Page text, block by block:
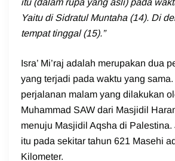
itu (dalam rupa yang asli) pada
Yaitu di Sidratul Muntaha (14). Di
tempat tinggal (15).”
Isra’ Mi’raj adalah merupakan dua
yang terjadi pada waktu yang sama.
perjalanan malam yang dilakukan
Muhammad SAW dari Masjidil
menuju Masjidil Aqsha di Palestina.
itu pada sekitar tahun 621 Masehi
Kilometer.